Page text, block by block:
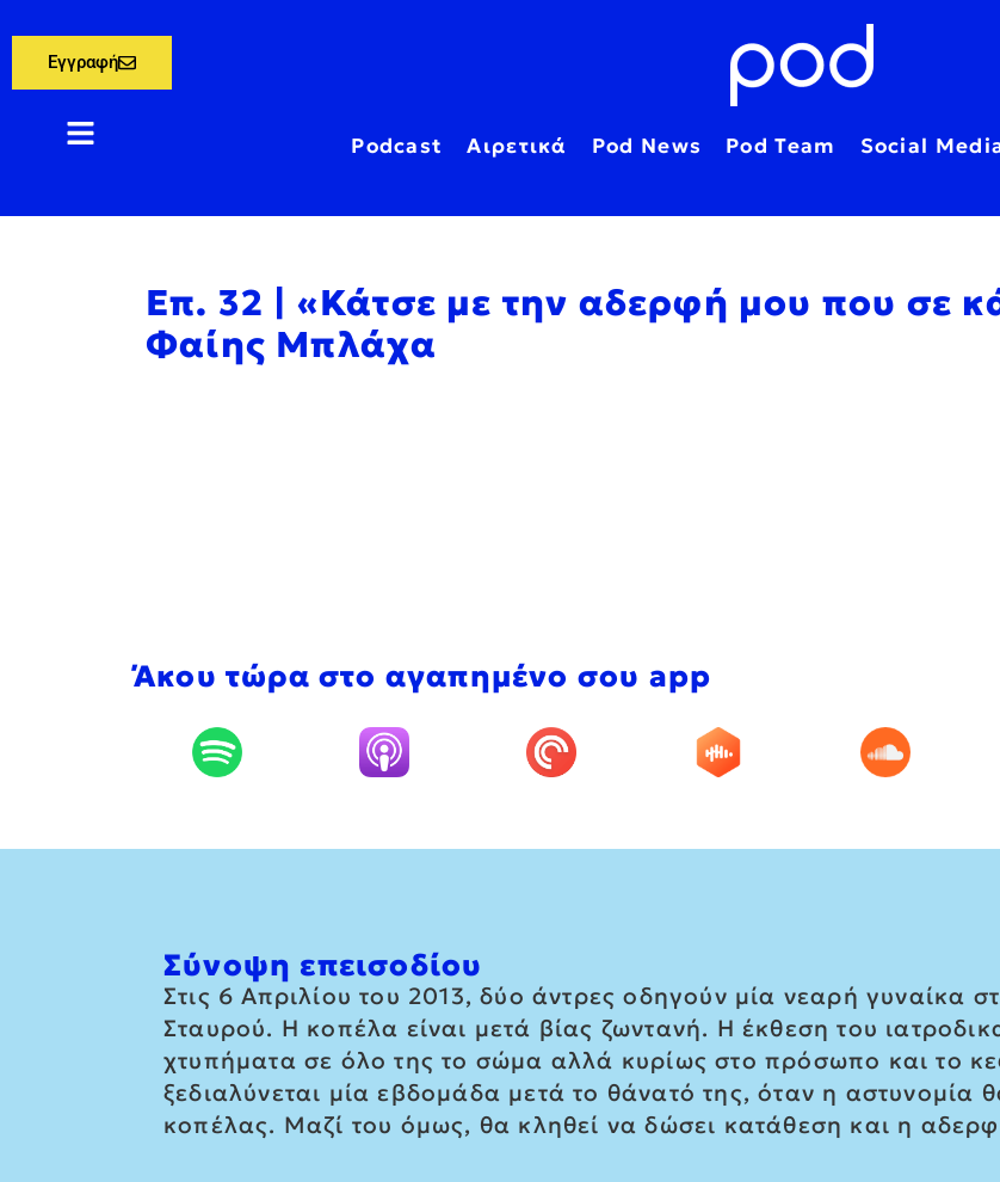
Εγγραφή
Podcast Αιρετικά Pod News Pod Team Social
Επ. 32 | «Κάτσε με την αδερφή μου που σε
Φαίης Μπλάχα
Άκου τώρα στο αγαπημένο σου app
Σύνοψη επεισοδίου
Στις 6 Απριλίου του 2013, δύο άντρες οδηγούν μία νεαρή γυναίκα
Σταυρού. Η κοπέλα είναι μετά βίας ζωντανή. Η έκθεση του
χτυπήματα σε όλο της το σώμα αλλά κυρίως στο πρόσωπο και το
ξεδιαλύνεται μία εβδομάδα μετά το θάνατό της, όταν η αστυνομία
κοπέλας. Μαζί του όμως, θα κληθεί να δώσει κατάθεση και η